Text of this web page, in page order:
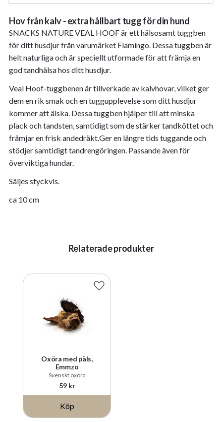
Hov från kalv - extra hållbart tugg för din hund
SNACKS NATURE VEAL HOOF är ett hälsosamt tuggben
för ditt husdjur från varumärket Flamingo. Dessa tuggben är
helt naturliga och är speciellt utformade för att främja en
god tandhälsa hos ditt husdjur.
Veal Hoof-tuggbenen är tillverkade av kalvhovar, vilket ger
dem en rik smak och en tuggupplevelse som ditt husdjur
kommer att älska. Dessa tuggben hjälper till att minska
plack och tandsten, samtidigt som de stärker tandköttet och
främjar en frisk andedräkt.Ger en längre tids tuggande och
stödjer samtidigt tandrengöringen. Passande även för
överviktiga hundar.
Säljes styckvis.
ca 10 cm
Relaterade produkter
Oxöra med päls,
Emmzo
Svenskt oxöra
59kr
Lägg till i favoriter
Köp